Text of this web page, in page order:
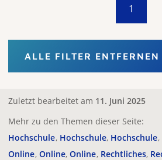
1
ALLE FILTER ENTFERNEN
Zuletzt bearbeitet am 11. Juni 2025
Mehr zu den Themen dieser Seite:
Hochschule Hochschule Hochschule
Online Online Online Rechtliches